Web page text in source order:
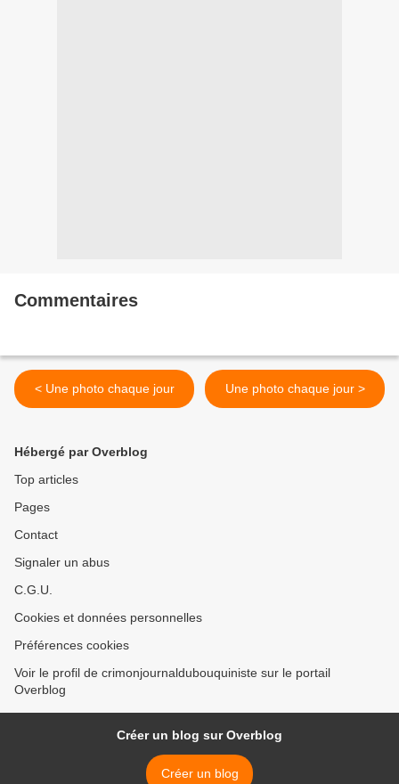
Commentaires
< Une photo chaque jour Une photo chaque jour >
Hébergé par Overblog
Top articles
Pages
Contact
Signaler un abus
C.G.U.
Cookies et données personnelles
Préférences cookies
Voir le profil de crimonjournaldubouquiniste sur le portail
Overblog
Créer un blog sur Overblog
Créer un blog